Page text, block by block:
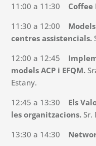
11:00 a 11:30 Coffee
11:30 a 12:00
centres assistencials.
12:00 a 12:45
models ACP i EFQM.
Estany.
12:45 a 13:30 Els
les organitzacions.Sr.
13:30 a 14:30